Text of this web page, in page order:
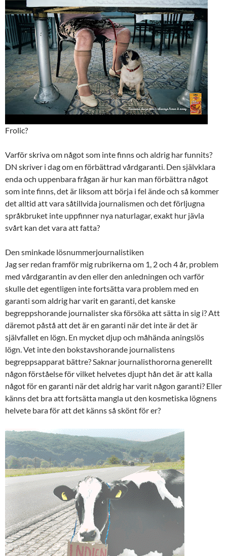
Frolic?
Varför skriva om något som inte finns och aldrig har funnits?
DN skriver i dag om en förbättrad vårdgaranti. Den självklara
enda och uppenbara frågan är hur kan man förbättra något
som inte finns, det är liksom att börja i fel ände och så kommer
det alltid att vara såtillvida journalismen och det förljugna
språkbruket inte uppfinner nya naturlagar, exakt hur jävla
svårt kan det vara att fatta?
Den sminkade lösnummerjournalistiken
Jag ser redan framför mig rubrikerna om 1, 2 och 4 år, problem
med vårdgarantin av den eller den anledningen och varför
skulle det egentligen inte fortsätta vara problem med en
garanti som aldrig har varit en garanti, det kanske
begreppshorande journalister ska försöka att sätta in sig i? Att
däremot påstå att det är en garanti när det inte är det är
självfallet en lögn. En mycket djup och måhända aningslös
lögn. Vet inte den bokstavshorande journalistens
begreppsapparat bättre? Saknar journalisthororna generellt
någon förståelse för vilket helvetes djupt hån det är att kalla
något för en garanti när det aldrig har varit någon garanti? Eller
känns det bra att fortsätta mangla ut den kosmetiska lögnens
helvete bara för att det känns så skönt för er?